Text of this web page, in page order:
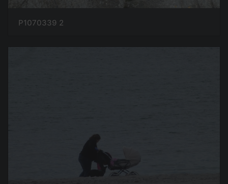
P1070339 2